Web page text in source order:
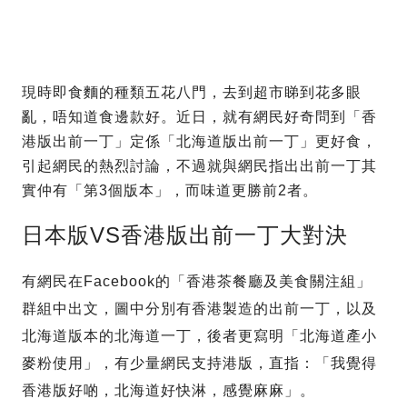
現時即食麵的種類五花八門，去到超市睇到花多眼
亂，唔知道食邊款好。近日，就有網民好奇問到「香
港版出前一丁」定係「北海道版出前一丁」更好食，
引起網民的熱烈討論，不過就與網民指出出前一丁其
實仲有「第3個版本」，而味道更勝前2者。
日本版VS香港版出前一丁大對決
有網民在Facebook的「香港茶餐廳及美食關注組」
群組中出文，圖中分別有香港製造的出前一丁，以及
北海道版本的北海道一丁，後者更寫明「北海道產小
麥粉使用」，有少量網民支持港版，直指：「我覺得
香港版好啲，北海道好快淋，感覺麻麻」。